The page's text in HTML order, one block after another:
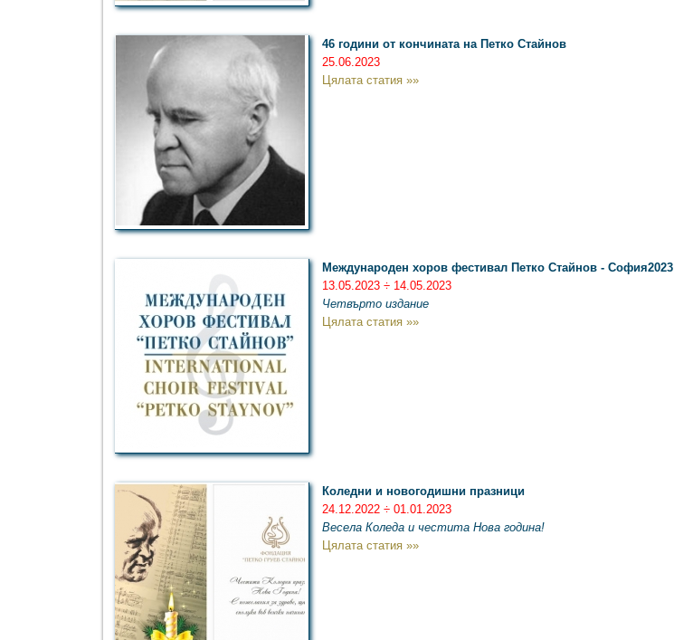
46 години от кончината на Петко Стайнов
25.06.2023
Цялата статия »»
Международен хоров фестивал Петко Стайнов - София2023
13.05.2023 ÷ 14.05.2023
Четвърто издание
Цялата статия »»
Коледни и новогодишни празници
24.12.2022 ÷ 01.01.2023
Весела Коледа и честита Нова година!
Цялата статия »»